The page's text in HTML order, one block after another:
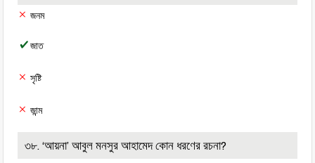
জনম
জাত
সৃষ্টি
জান্ম
৩৮. ‘আয়না’ আবুল মনসুর আহামেদ কোন ধরণের রচনা?